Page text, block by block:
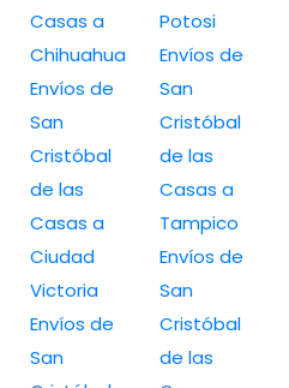
Casas a
Chihuahua
Envíos de
San
Cristóbal
de las
Casas a
Ciudad
Victoria
Envíos de
San
Potosi
Envíos de
San
Cristóbal
de las
Casas a
Tampico
Envíos de
San
Cristóbal
de las